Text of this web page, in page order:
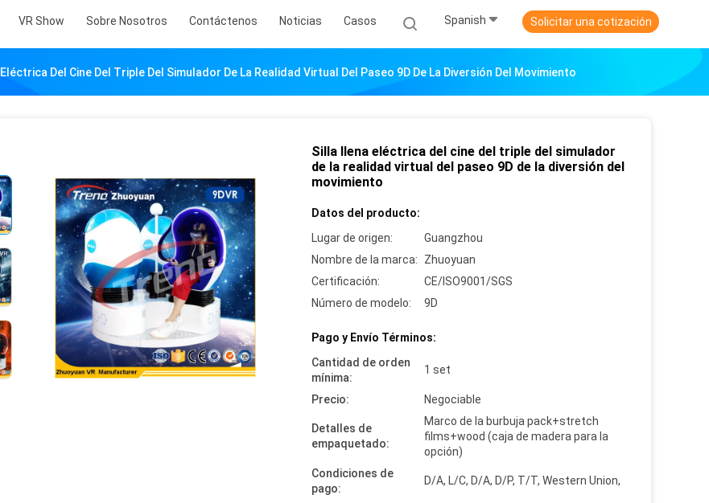
VR Show Sobre Nosotros Contáctenos Noticias Casos Spanish Solicitar una cotización
Del Cine Del Triple Del Simulador De La Realidad Virtual Del Paseo 9D De La Diversión Del Movimiento
Silla llena eléctrica del cine del triple del simulador
de la realidad virtual del paseo 9D de la diversión del
movimiento
Datos del producto:
Lugar de origen:
Guangzhou
Nombre de la marca:
Zhuoyuan
Certificación:
CE/ISO9001/SGS
Número de modelo:
9D
Pago y Envío Términos:
Cantidad de orden
mínima:
1 set
Precio: Negociable
Detalles de
empaquetado:
Marco de la burbuja pack+stretch
films+wood (caja de madera para la
opción)
Condiciones de
pago:
D/A, L/C, D/A, D/P, T/T, Western Union,